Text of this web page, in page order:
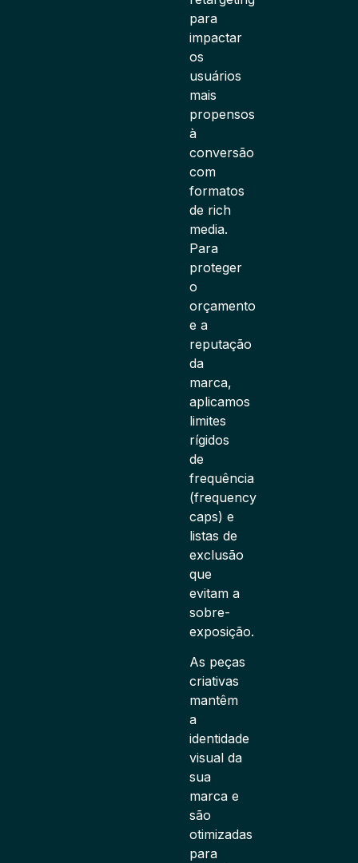
para
impactar
os
usuários
mais
propensos
à
conversão
com
formatos
de rich
media.
Para
proteger
o
orçamento
e a
reputação
da
marca,
aplicamos
limites
rígidos
de
frequência
(frequency
caps) e
listas de
exclusão
que
evitam a
sobre-
exposição.
As peças
criativas
mantêm
a
identidade
visual da
sua
marca e
são
otimizadas
para